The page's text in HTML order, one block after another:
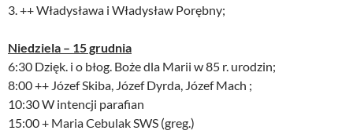
3. ++ Władysława i Władysław Porębny;
Niedziela – 15 grudnia
6:30 Dzięk. i o błog. Boże dla Marii w 85 r. urodzin;
8:00 ++ Józef Skiba, Józef Dyrda, Józef Mach ;
10:30 W intencji parafian
15:00 + Maria Cebulak SWS (greg.)